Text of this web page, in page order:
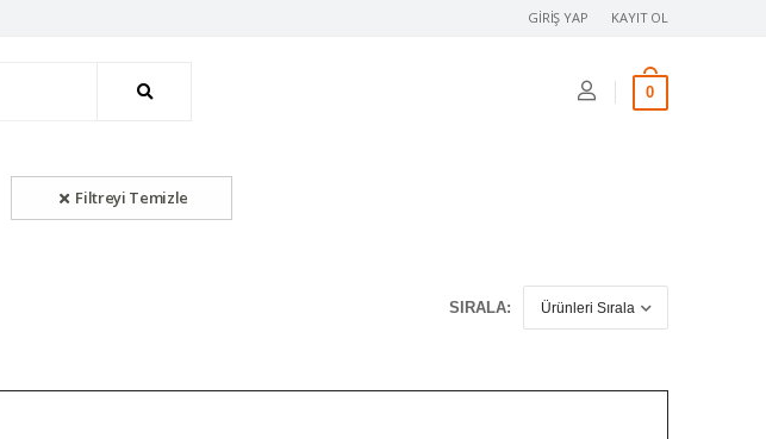
GIRIŞ YAP KAYIT OL
0
Filtreyi Temizle
SIRALA: